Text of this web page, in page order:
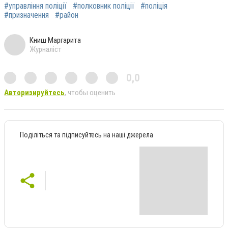
#управління поліції #полковник поліції
#поліція
#призначення
#район
Книш Маргарита
Журналіст
0,0
Авторизируйтесь, чтобы оценить
Поділіться та підписуйтесь на наші джерела